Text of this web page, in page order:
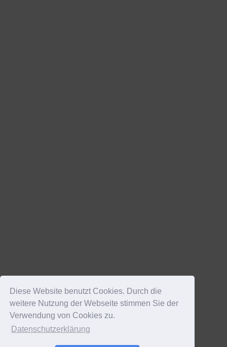
Diese Website benutzt Cookies. Durch die
weitere Nutzung der Webseite stimmen Sie der
Verwendung von Cookies zu.
Datenschutzerklärung